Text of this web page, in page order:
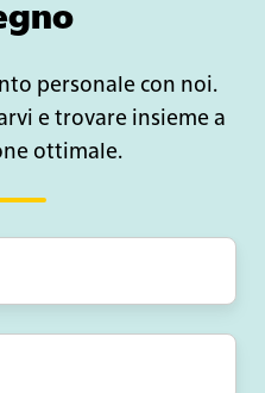
personale con noi.
e trovare insieme a
ottimale.